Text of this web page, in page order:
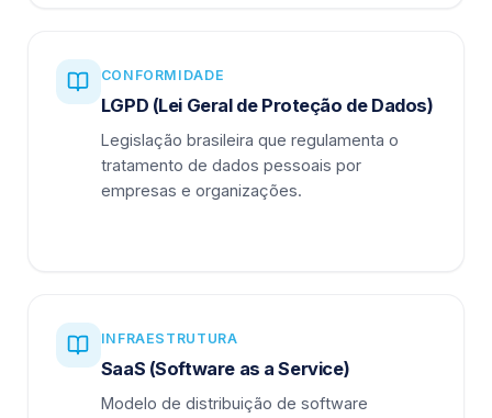
CONFORMIDADE
LGPD (Lei Geral de Proteção de Dados)
Legislação brasileira que regulamenta o
tratamento de dados pessoais por
empresas e organizações.
INFRAESTRUTURA
SaaS (Software as a Service)
Modelo de distribuição de software